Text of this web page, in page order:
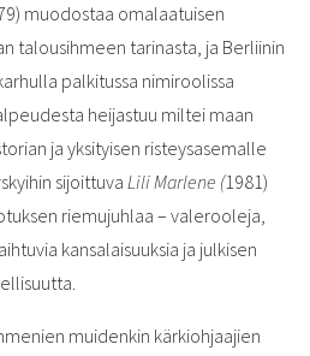
muodostaa omalaatuisen
talousihmeen tarinasta, ja Berliinin
palkitussa nimiroolissa
heijastuu miltei maan
ja yksityisen risteysasemalle
sijoittuva Lili Marlene (1981)
riemujuhlaa – valerooleja,
kansalaisuuksia ja julkisen
muidenkin kärkiohjaajien